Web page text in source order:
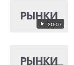
20:07